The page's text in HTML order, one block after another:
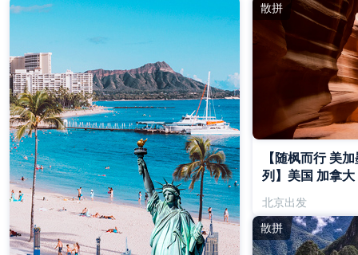
散拼
【随枫而行 美
列】美国 加拿
北京出发
散拼